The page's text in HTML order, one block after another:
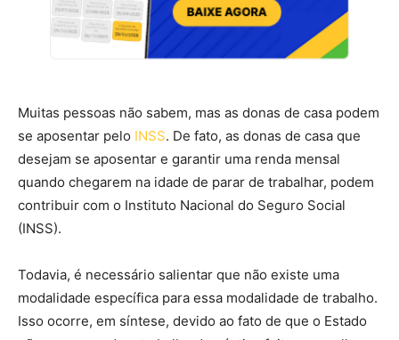
Muitas pessoas não sabem, mas as donas de casa podem
se aposentar pelo INSS. De fato, as donas de casa que
desejam se aposentar e garantir uma renda mensal
quando chegarem na idade de parar de trabalhar, podem
contribuir com o Instituto Nacional do Seguro Social
(INSS).
Todavia, é necessário salientar que não existe uma
modalidade específica para essa modalidade de trabalho.
Isso ocorre, em síntese, devido ao fato de que o Estado